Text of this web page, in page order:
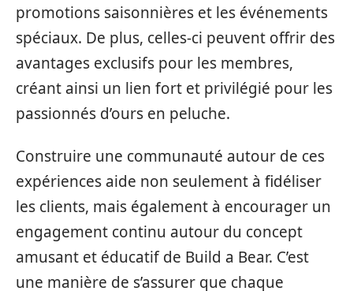
promotions saisonnières et les événements
spéciaux. De plus, celles-ci peuvent offrir des
avantages exclusifs pour les membres,
créant ainsi un lien fort et privilégié pour les
passionnés d’ours en peluche.
Construire une communauté autour de ces
expériences aide non seulement à fidéliser
les clients, mais également à encourager un
engagement continu autour du concept
amusant et éducatif de Build a Bear. C’est
une manière de s’assurer que chaque